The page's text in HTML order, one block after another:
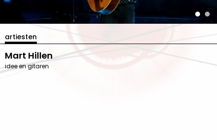
artiesten
Mart Hillen
idee en gitaren